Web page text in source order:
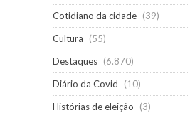
Cotidiano da cidade (39)
Cultura
(55)
Destaques (6.870)
Diário da Covid
(10)
Histórias de eleição
(3)